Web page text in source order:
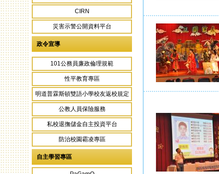
CIRN
災害示警公開資料平台
政令宣導
101公務員廉政倫理規範
性平教育專區
明道普霖斯頓雙語小學校友返校規定
公教人員保險服務
私校退撫儲金自主投資平台
防治校園霸凌專區
自主學習專區